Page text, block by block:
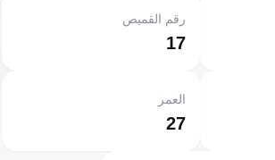
17
رقم القميص
27
العمر